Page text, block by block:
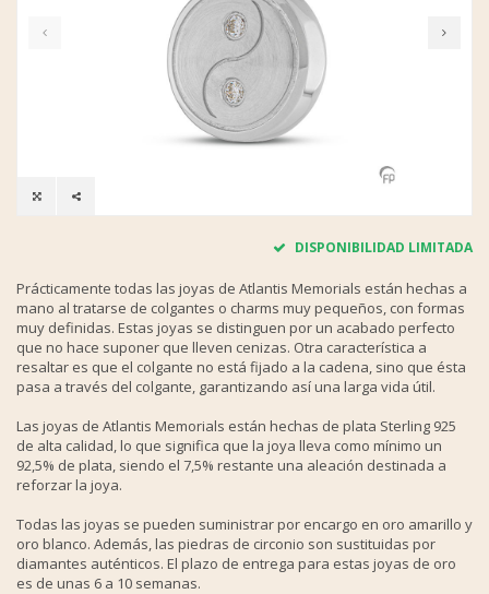
DISPONIBILIDAD LIMITADA
Prácticamente todas las joyas de Atlantis Memorials están hechas a
mano al tratarse de colgantes o charms muy pequeños, con formas
muy definidas. Estas joyas se distinguen por un acabado perfecto
que no hace suponer que lleven cenizas. Otra característica a
resaltar es que el colgante no está fijado a la cadena, sino que ésta
pasa a través del colgante, garantizando así una larga vida útil.
Las joyas de Atlantis Memorials están hechas de plata Sterling 925
de alta calidad, lo que significa que la joya lleva como mínimo un
92,5% de plata, siendo el 7,5% restante una aleación destinada a
reforzar la joya.
Todas las joyas se pueden suministrar por encargo en oro amarillo y
oro blanco. Además, las piedras de circonio son sustituidas por
diamantes auténticos. El plazo de entrega para estas joyas de oro
es de unas 6 a 10 semanas.